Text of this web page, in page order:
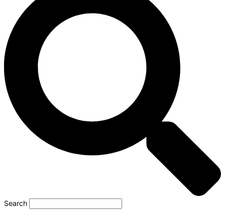
Search